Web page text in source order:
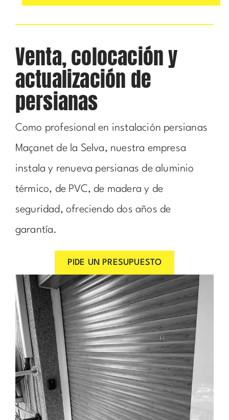
Venta, colocación y
actualización de
persianas
Como profesional en instalación persianas
Maçanet de la Selva, nuestra empresa
instala y renueva persianas de aluminio
térmico, de PVC, de madera y de
seguridad, ofreciendo dos años de
garantía.
PIDE UN PRESUPUESTO